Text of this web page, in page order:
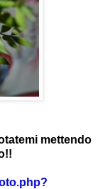
mettendo